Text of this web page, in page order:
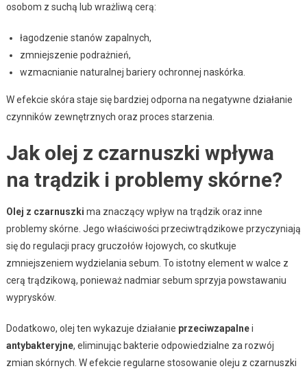
osobom z suchą lub wrażliwą cerą:
łagodzenie stanów zapalnych,
zmniejszenie podrażnień,
wzmacnianie naturalnej bariery ochronnej naskórka.
W efekcie skóra staje się bardziej odporna na negatywne działanie
czynników zewnętrznych oraz proces starzenia.
Jak olej z czarnuszki wpływa
na trądzik i problemy skórne?
Olej z czarnuszki ma znaczący wpływ na trądzik oraz inne
problemy skórne. Jego właściwości przeciwtrądzikowe przyczyniają
się do regulacji pracy gruczołów łojowych, co skutkuje
zmniejszeniem wydzielania sebum. To istotny element w walce z
cerą trądzikową, ponieważ nadmiar sebum sprzyja powstawaniu
wyprysków.
Dodatkowo, olej ten wykazuje działanie przeciwzapalnei
antybakteryjne, eliminując bakterie odpowiedzialne za rozwój
zmian skórnych. W efekcie regularne stosowanie oleju z czarnuszki